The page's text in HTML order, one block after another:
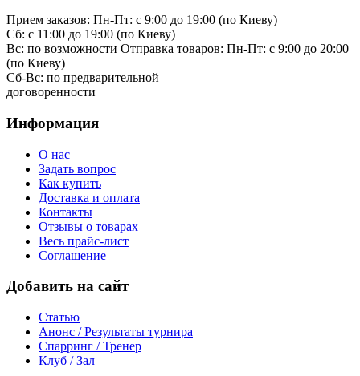
Прием заказов: Пн-Пт: с 9:00 до 19:00 (по Киеву)
Cб: с 11:00 до 19:00 (по Киеву)
Вс: по возможности Отправка товаров: Пн-Пт: с 9:00 до 20:00
(по Киеву)
Cб-Вс: по предварительной
договоренности
Информация
О нас
Задать вопрос
Как купить
Доставка и оплата
Контакты
Отзывы о товарах
Весь прайс-лист
Соглашение
Добавить на сайт
Статью
Анонс / Результаты турнира
Спарринг / Тренер
Клуб / Зал